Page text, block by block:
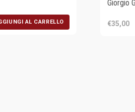
AL CARRELLO
Giorgio
€35,00